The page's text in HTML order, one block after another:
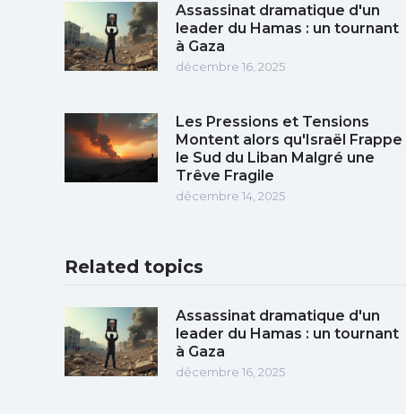
Assassinat dramatique d'un
leader du Hamas : un tournant
à Gaza
décembre 16, 2025
Les Pressions et Tensions
Montent alors qu'Israël Frappe
le Sud du Liban Malgré une
Trêve Fragile
décembre 14, 2025
Related topics
Assassinat dramatique d'un
leader du Hamas : un tournant
à Gaza
décembre 16, 2025